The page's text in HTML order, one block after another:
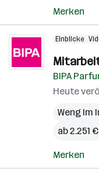
Merken
Einblicke
BIPA
Heute
Weng Im
ab 2.251
Merken